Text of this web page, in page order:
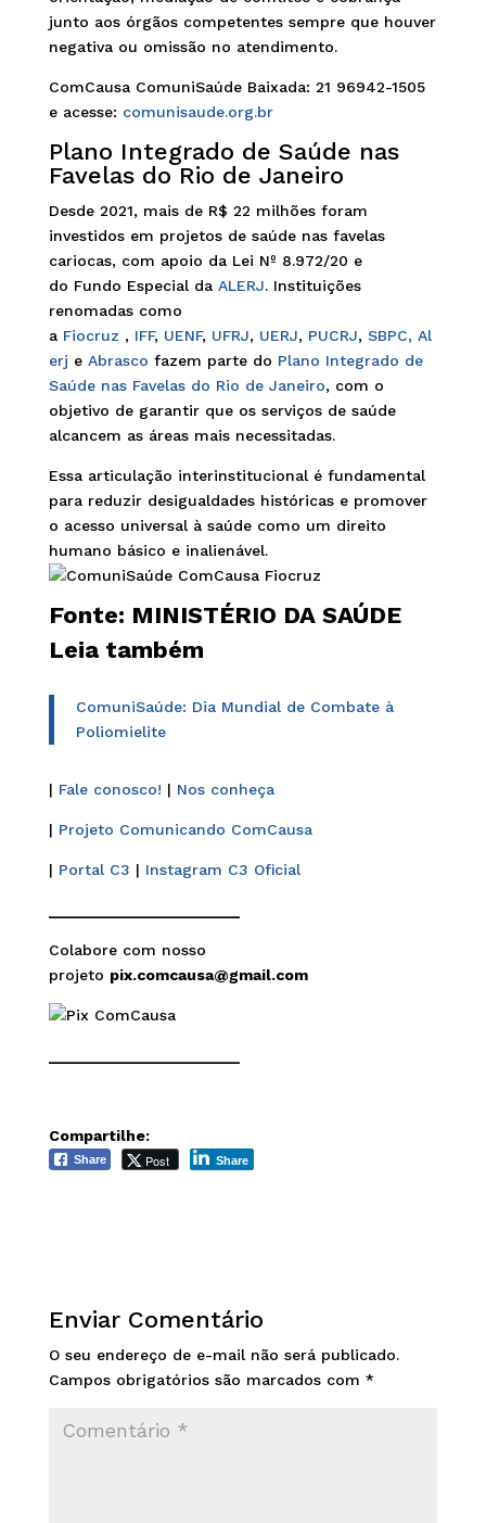
junto aos órgãos competentes sempre que houver
negativa ou omissão no atendimento.
ComCausa ComuniSaúde Baixada: 21 96942-1505
e acesse: comunisaude.org.br
Plano Integrado de Saúde nas
Favelas do Rio de Janeiro
Desde 2021, mais de R$ 22 milhões foram
investidos em projetos de saúde nas favelas
cariocas, com apoio da Lei Nº 8.972/20 e
do Fundo Especial da ALERJ. Instituições
renomadas como
a Fiocruz , IFF, UENF, UFRJ, UERJ, PUCRJ, SBPC, Al
erj e Abrasco fazem parte do Plano Integrado de
Saúde nas Favelas do Rio de Janeiro, com o
objetivo de garantir que os serviços de saúde
alcancem as áreas mais necessitadas.
Essa articulação interinstitucional é fundamental
para reduzir desigualdades históricas e promover
o acesso universal à saúde como um direito
humano básico e inalienável.
Fonte: MINISTÉRIO DA SAÚDE
Leia também
ComuniSaúde: Dia Mundial de Combate à
Poliomielite
| Fale conosco! | Nos conheça
| Projeto Comunicando ComCausa
| Portal C3 | Instagram C3 Oficial
Colabore com nosso
projeto pix.comcausa@gmail.com
Compartilhe:
Share Post Share
Enviar Comentário
O seu endereço de e-mail não será publicado.
Campos obrigatórios são marcados com *